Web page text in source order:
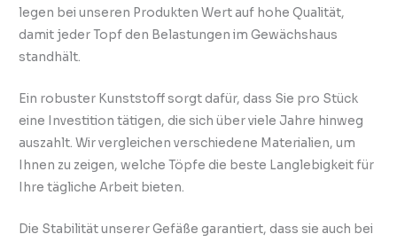
legen bei unseren Produkten Wert auf hohe Qualität,
damit jeder Topf den Belastungen im Gewächshaus
standhält.
Ein robuster Kunststoff sorgt dafür, dass Sie pro Stück
eine Investition tätigen, die sich über viele Jahre hinweg
auszahlt. Wir vergleichen verschiedene Materialien, um
Ihnen zu zeigen, welche Töpfe die beste Langlebigkeit für
Ihre tägliche Arbeit bieten.
Die Stabilität unserer Gefäße garantiert, dass sie auch bei